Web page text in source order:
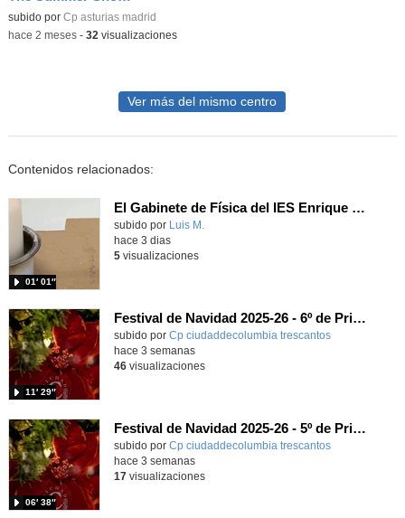
Contenido educativo.
subido por Cp asturias madrid
-hace 2 meses- 32 visualizaciones
Ver más del mismo centro
Contenidos relacionados:
El Gabinete de Física del IES Enrique Tierno Galván de Parla (Curso 25-26)
Contenido educativo.
subido por Luis M.
01′ 01″
hace 3 dias
5visualizaciones
Festival de Navidad 2025-26 - 6º de Primaria
subido por Cp ciudaddecolumbia trescantos
11′ 29″
-
hace 3 semanas
46visualizaciones
Festival de Navidad 2025-26 - 5º de Primaria
subido por Cp ciudaddecolumbia trescantos
06′ 38″
-
hace 3 semanas
17visualizaciones